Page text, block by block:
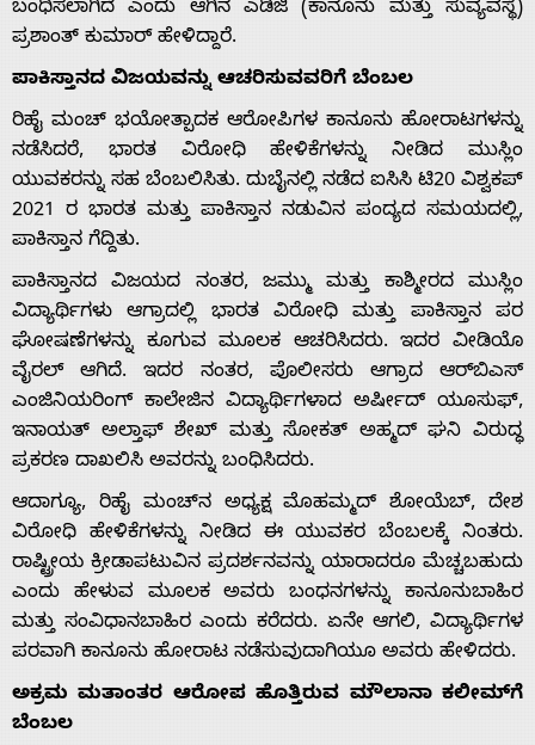
ಬಂಧಿಸಲಾಗಿದೆ ಎಂದು ಆಗಿನ ಎಡಿಜಿ (ಕಾನೂನು ಮತ್ತು ಸುವ್ಯವಸ್ಥೆ)
ಪ್ರಶಾಂತ್ ಕುಮಾರ್ ಹೇಳಿದ್ದಾರೆ.
ಪಾಕಿಸ್ತಾನದ ವಿಜಯವನ್ನು ಆಚರಿಸುವವರಿಗೆ ಬೆಂಬಲ
ರಿಹೈ ಮಂಚ್ ಭಯೋತ್ಪಾದಕ ಆರೋಪಿಗಳ ಕಾನೂನು ಹೋರಾಟಗಳನ್ನು
ನಡೆಸಿದರೆ, ಭಾರತ ವಿರೋಧಿ ಹೇಳಿಕೆಗಳನ್ನು ನೀಡಿದ ಮುಸ್ಲಿಂ
ಯುವಕರನ್ನು ಸಹ ಬೆಂಬಲಿಸಿತು. ದುಬೈನಲ್ಲಿ ನಡೆದ ಐಸಿಸಿ ಟಿ20 ವಿಶ್ವಕಪ್
2021 ರ ಭಾರತ ಮತ್ತು ಪಾಕಿಸ್ತಾನ ನಡುವಿನ ಪಂದ್ಯದ ಸಮಯದಲ್ಲಿ,
ಪಾಕಿಸ್ತಾನ ಗೆದ್ದಿತು.
ಪಾಕಿಸ್ತಾನದ ವಿಜಯದ ನಂತರ, ಜಮ್ಮು ಮತ್ತು ಕಾಶ್ಮೀರದ ಮುಸ್ಲಿಂ
ವಿದ್ಯಾರ್ಥಿಗಳು ಆಗ್ರಾದಲ್ಲಿ ಭಾರತ ವಿರೋಧಿ ಮತ್ತು ಪಾಕಿಸ್ತಾನ ಪರ
ಘೋಷಣೆಗಳನ್ನು ಕೂಗುವ ಮೂಲಕ ಆಚರಿಸಿದರು. ಇದರ ವೀಡಿಯೊ
ವೈರಲ್ ಆಗಿದೆ. ಇದರ ನಂತರ, ಪೊಲೀಸರು ಆಗ್ರಾದ ಆರ್‌ಬಿಎಸ್
ಎಂಜಿನಿಯರಿಂಗ್ ಕಾಲೇಜಿನ ವಿದ್ಯಾರ್ಥಿಗಳಾದ ಅರ್ಷೀದ್ ಯೂಸುಫ್,
ಇನಾಯತ್ ಅಲ್ತಾಫ್ ಶೇಖ್ ಮತ್ತು ಸೋಕತ್ ಅಹ್ಮದ್ ಘನಿ ವಿರುದ್ಧ
ಪ್ರಕರಣ ದಾಖಲಿಸಿ ಅವರನ್ನು ಬಂಧಿಸಿದರು.
ಆದಾಗ್ಯೂ, ರಿಹೈ ಮಂಚ್‌ನ ಅಧ್ಯಕ್ಷ ಮೊಹಮ್ಮದ್ ಶೋಯೆಬ್, ದೇಶ
ವಿರೋಧಿ ಹೇಳಿಕೆಗಳನ್ನು ನೀಡಿದ ಈ ಯುವಕರ ಬೆಂಬಲಕ್ಕೆ ನಿಂತರು.
ರಾಷ್ಟ್ರೀಯ ಕ್ರೀಡಾಪಟುವಿನ ಪ್ರದರ್ಶನವನ್ನು ಯಾರಾದರೂ ಮೆಚ್ಚಬಹುದು
ಎಂದು ಹೇಳುವ ಮೂಲಕ ಅವರು ಬಂಧನಗಳನ್ನು ಕಾನೂನುಬಾಹಿರ
ಮತ್ತು ಸಂವಿಧಾನಬಾಹಿರ ಎಂದು ಕರೆದರು. ಏನೇ ಆಗಲಿ, ವಿದ್ಯಾರ್ಥಿಗಳ
ಪರವಾಗಿ ಕಾನೂನು ಹೋರಾಟ ನಡೆಸುವುದಾಗಿಯೂ ಅವರು ಹೇಳಿದರು.
ಅಕ್ರಮ ಮತಾಂತರ ಆರೋಪ ಹೊತ್ತಿರುವ ಮೌಲಾನಾ ಕಲೀಮ್‌ಗೆ
ಬೆಂಬಲ